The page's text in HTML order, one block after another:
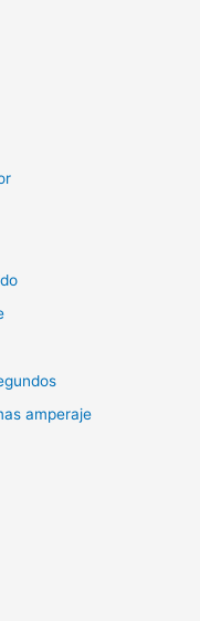
amperaje